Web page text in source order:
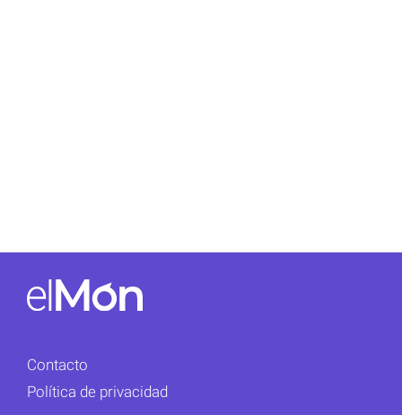
Contacto
Política de privacidad